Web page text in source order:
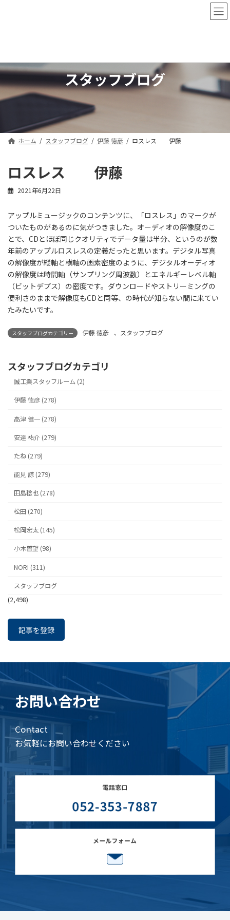
ス
ッ
プ
ン
移
動
スタッフブログ
ホーム スタッフブログ 伊藤 徳彦 ロスレス 伊藤
ロスレス 伊藤
2021年6月22日
アップルミュージックのコンテンツに、「ロスレス」のマークが
ついたものがあるのに気がつきました。オーディオの解像度のこ
とで、CDとほぼ同じクオリティでデータ量は半分、というのが数
年前のアップルロスレスの定義だったと思います。デジタル写真
の解像度が縦軸と横軸の画素密度のように、デジタルオーディオ
の解像度は時間軸（サンプリング周波数）とエネルギーレベル軸
（ビットデプス）の密度です。ダウンロードやストリーミングの
便利さのままで解像度もCDと同等、の時代が知らない間に来てい
たみたいです。
スタッフブログカテゴリー 伊藤 徳彦 、 スタッフブログ
スタッフブログカテゴリ
誠工業スタッフルーム (2)
伊藤 徳彦 (278)
高津 健一 (278)
安達 祐介 (279)
たね (279)
能見 諒 (279)
田島稔也 (278)
松田 (270)
松岡宏太 (145)
小木曽望 (98)
NORI (311)
スタッフブログ
(2,498)
記事を登録
お問い合わせ
Contact
お気軽にお問い合わせください